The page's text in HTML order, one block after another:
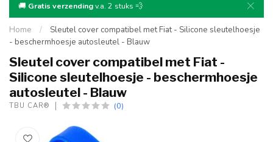
🚚 Gratis verzendingv.a. 2 stuks 💨
Home /
Sleutel cover compatibel met Fiat - Silicone sleutelhoesje
- beschermhoesje autosleutel - Blauw
Sleutel cover compatibel met Fiat -
Silicone sleutelhoesje - beschermhoesje
autosleutel - Blauw
TBU CAR® (0)